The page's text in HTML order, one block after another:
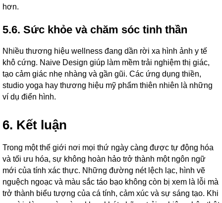
hơn.
5.6. Sức khỏe và chăm sóc tinh thần
Nhiều thương hiệu wellness đang dần rời xa hình ảnh y tế
khô cứng. Naive Design giúp làm mềm trải nghiệm thị giác,
tạo cảm giác nhẹ nhàng và gần gũi. Các ứng dụng thiền,
studio yoga hay thương hiệu mỹ phẩm thiên nhiên là những
ví dụ điển hình.
6. Kết luận
Trong một thế giới nơi mọi thứ ngày càng được tự động hóa
và tối ưu hóa, sự không hoàn hảo trở thành một ngôn ngữ
mới của tính xác thực. Những đường nét lệch lạc, hình vẽ
nguệch ngoạc và màu sắc táo bạo không còn bị xem là lỗi mà
trở thành biểu tượng của cá tính, cảm xúc và sự sáng tạo. Khi